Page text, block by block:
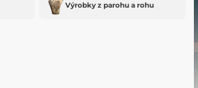
Výrobky z parohu a rohu